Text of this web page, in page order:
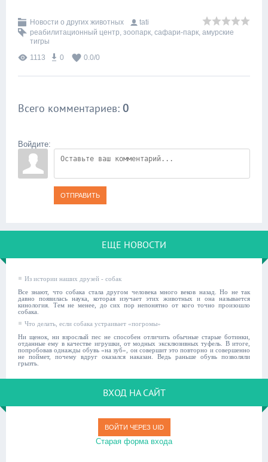
Новости о других животных
tati
реабилитационный центр, зоопарк, сафари-парк, амурские
тигры
1113
0 0.0/0
Всего комментариев: 0
Войдите:
ОТПРАВИТЬ
ЕЩЕ НОВОСТИ
Из истории наших друзей - собак
Все знают, что собака стала другом человека много веков назад. Но не так
давно появилась наука, которая изучает этих животных и она называется
кинология. Тем не менее, до сих пор непонятно от кого точно произошло
собака.
Что делать, если собака устраивает «погромы»
Ни щенок, ни взрослый пес не способен отличить обычные старые ботинки,
отданные ему в качестве игрушки, от модных эксклюзивных туфель. В итоге,
попробовав однажды обувь «на зуб», он совершит это повторно и совершенно
не поймет, почему вдруг оказался наказан. Ведь раньше обувь позволяли
грызть.
ВХОД НА САЙТ
ВОЙТИ ЧЕРЕЗ UID
Старая форма входа